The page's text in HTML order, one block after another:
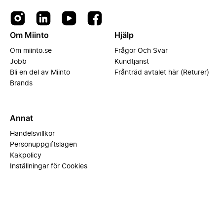
Om Miinto
Om miinto.se
Jobb
Bli en del av Miinto
Brands
Hjälp
Frågor Och Svar
Kundtjänst
Frånträd avtalet här (Returer)
Annat
Handelsvillkor
Personuppgiftslagen
Kakpolicy
Inställningar för Cookies